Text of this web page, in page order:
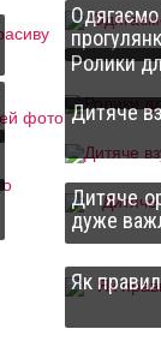
Ролики
Дитяче
Дитяче
дуже
Як